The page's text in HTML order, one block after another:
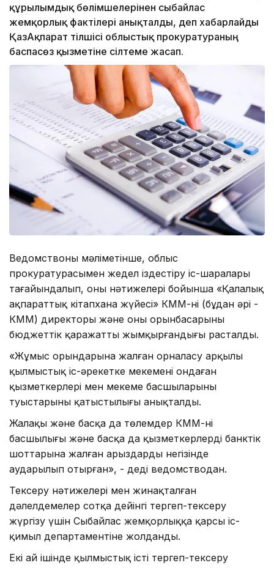
құрылымдық бөлімшелерінен сыбайлас
жемқорлық фактілері анықталды, деп хабарлайды
ҚазАқпарат тілшісі облыстық прокуратураның
баспасөз қызметіне сілтеме жасап.
Ведомствоның мәліметінше, облыс
прокуратурасымен жедел іздестіру іс-шаралары
тағайындалып, оның нәтижелері бойынша «Қалалық
ақпараттық кітапхана жүйесі» КММ-нің (бұдан әрі -
КММ) директоры және оның орынбасарының
бюджеттік қаражатты жымқырғандығы расталды.
«Жұмыс орындарына жалған орналасу арқылы
қылмыстық іс-әрекетке мекеменің ондаған
қызметкерлері мен мекеме басшыларының
туыстарының қатыстылығы анықталды.
Жалақы және басқа да төлемдер КММ-нің
басшылығы және басқа да қызметкерлердің банктік
шоттарына жалған арыздардың негізінде
аударылып отырған», - деді ведомстводан.
Тексеру нәтижелері мен жинақталған
дәлелдемелер сотқа дейінгі тергеп-тексеру
жүргізу үшін Сыбайлас жемқорлыққа қарсы іс-
қимыл департаментіне жолданды.
Екі ай ішінде қылмыстық істі тергеп-тексеру